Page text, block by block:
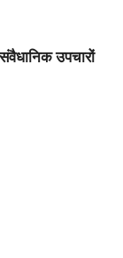
उपचारों